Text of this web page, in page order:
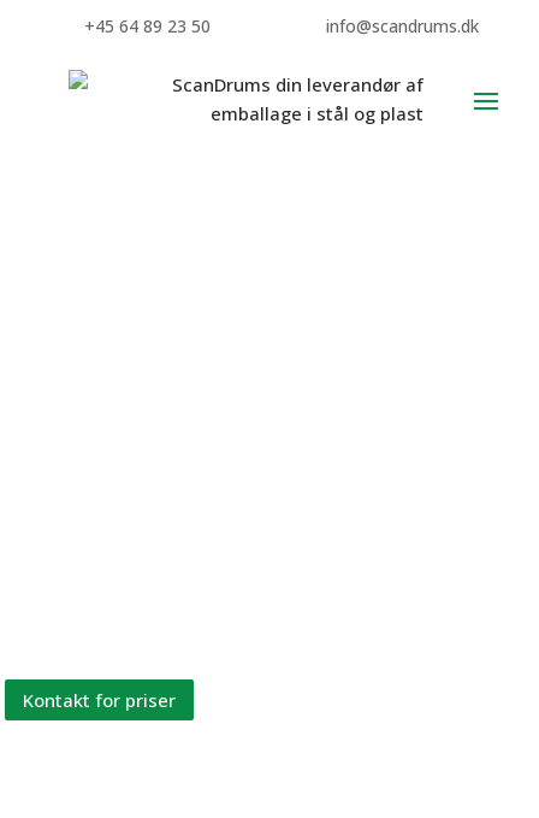
+45 64 89 23 50 info@scandrums.dk
Kontakt for priser